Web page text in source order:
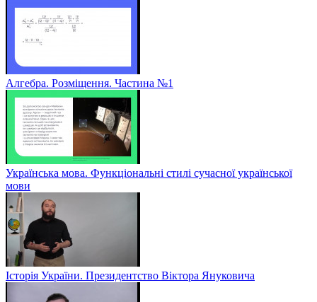
Алгебра. Розміщення. Частина №1
Українська мова. Функціональні стилі сучасної української
мови
Історія України. Президентство Віктора Януковича